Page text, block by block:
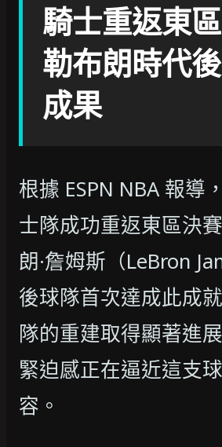
騎士重返東
勒布朗時代
成果
根據 ESPN NBA 報導
士隊成功重返東區決
朗·詹姆斯（LeBron
後球隊首次達成此成
隊的重建取得顯著進
緊迫感正在逼近這支
容。